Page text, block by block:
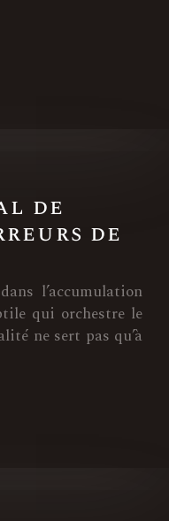
de
de
l’accumulation
qui orchestre le
ne sert pas qu’à